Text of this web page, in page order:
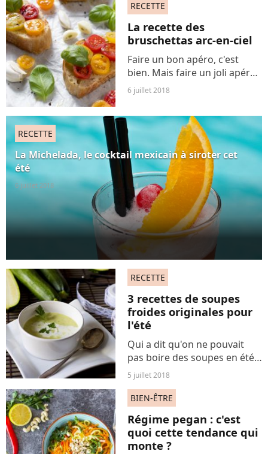
peur des calories avec cette
recette de camembert
pimpée...
RECETTE
La recette des
bruschettas arc-en-ciel
Faire un bon apéro, c'est
bien. Mais faire un joli apéro,
c'est mieux. Avec la recette
des bruschettas arc-en-ciel,
décorer votre table. Et en
plus, c'est...
6 juillet 2018
RECETTE
La Michelada, le cocktail mexicain à siroter cet
été
6 juillet 2018
RECETTE
3 recettes de soupes
froides originales pour
l'été
Qui a dit qu'on ne pouvait
pas boire des soupes en été ?
On décline nos recettes
préférées avec des légumes
de saisons et on opte pour
des recettes rafraîchissantes
et healthy.
5 juillet 2018
BIEN-ÊTRE
Régime pegan : c'est
quoi cette tendance qui
monte ?